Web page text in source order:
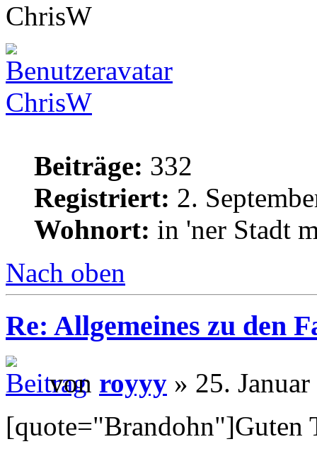
ChrisW
ChrisW
Beiträge: 332
Registriert: 2.
Wohnort: in 'ner Stadt
Nach oben
Re: Allgemeines zu den
von royyy » 25.
[quote="Brandohn"]Guten